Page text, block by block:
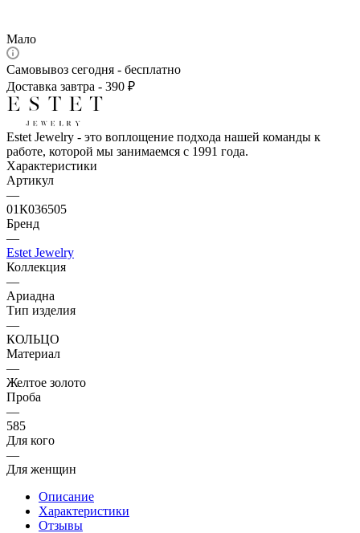
Мало
Самовывоз сегодня - бесплатно
Доставка завтра - 390 ₽
Estet Jewelry - это воплощение подхода нашей команды к
работе, которой мы занимаемся с 1991 года.
Характеристики
Артикул
—
01К036505
Бренд
—
Estet Jewelry
Коллекция
—
Ариадна
Тип изделия
—
КОЛЬЦО
Материал
—
Желтое золото
Проба
—
585
Для кого
—
Для женщин
Описание
Характеристики
Отзывы